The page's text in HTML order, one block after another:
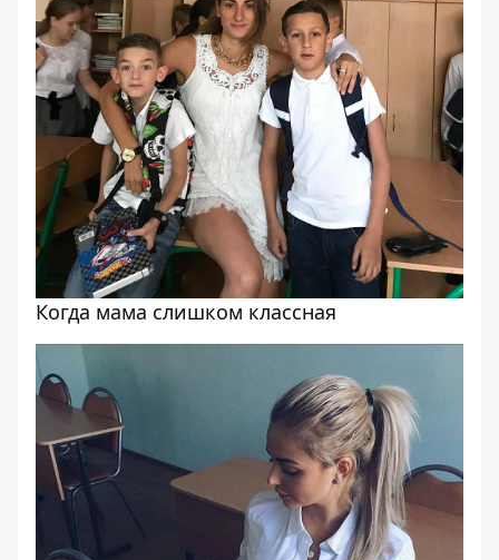
Когда мама слишком классная